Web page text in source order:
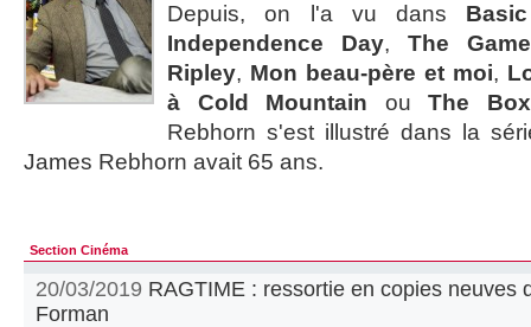
Depuis, on l'a vu dans
Independence Day,The Game
Ripley, Mon beau-père et moi,
à Cold Mountain ouThe Box
Rebhorn s'est illustré dans la
James Rebhorn avait 65 ans.
Section Cinéma
20/03/2019 RAGTIME : ressortie en copies neuves
Forman